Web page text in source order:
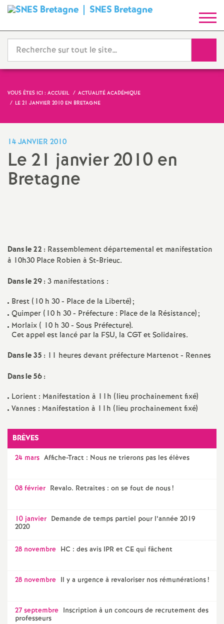
SNES BretagneS
y
n
i
a
a
o
n
l
d
e
n
s
e
i
VOUS ÊTES ICI : ACCUEIL
ACTUALITÉ ACADÉMIQUE
LE 21 JANVIER 2010 EN BRETAGNE
14 JANVIER 2010
Le 21 janvier 2010 en
Bretagne
Dans le 22 : Rassemblement départemental et manifestation
à 10h30 Place Robien à St-Brieuc.
Dans le 29 :3 manifestations :
Brest (10 h 30 - Place de la Liberté);
Quimper (10 h 30 - Préfecture : Place de la Résistance);
Morlaix ( 10 h 30 - Sous Préfecture).
Cet appel est lancé par la FSU, la CGT et Solidaires.
Dans le 35 : 11 heures devant préfecture Martenot - Rennes
Dans le 56 :
Lorient : Manifestation à 11h (lieu prochainement fixé)
Vannes : Manifestation à 11h (lieu prochainement fixé)
BRÈVES
24 mars Affiche-Tract : Nous ne trierons pas les élèves
08 février Revalo. Retraites : on se fout de nous!
10 janvier Demande de temps partiel pour l’année 2019
2020
28 novembre HC : des avis IPR et CE qui fâchent
28 novembre Il y a urgence à revaloriser nos rémunérations!
27 septembre Inscription à un concours de recrutement des
professeurs